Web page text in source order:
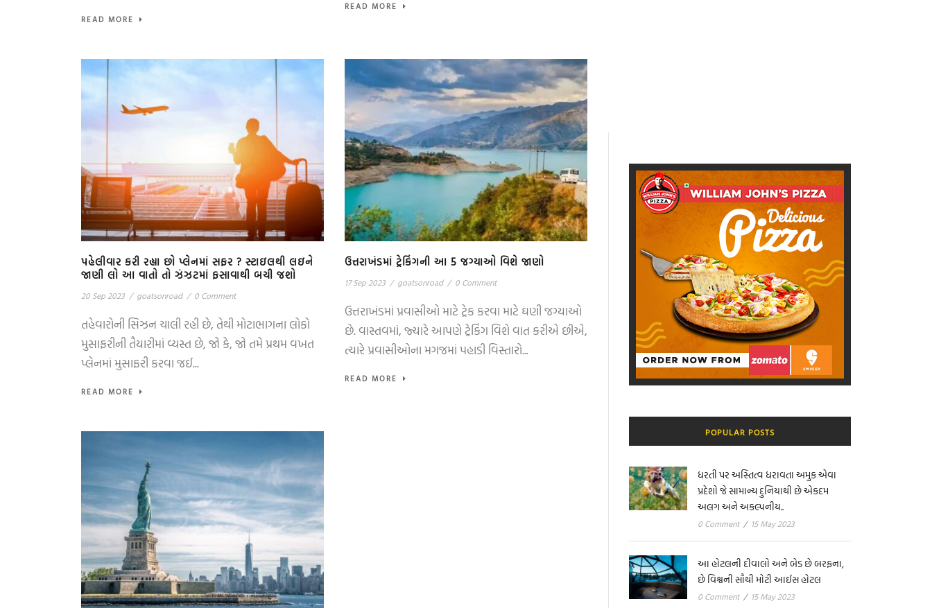
READ MORE
READ MORE
પહેલીવાર કરી રહ્યા છો પ્લેનમાં સફર ? સ્ટાઇલથી લઇને
જાણી લો આ વાતો તો ઝંઝટમાં ફસાવાથી બચી જશો
20 Sep 2023 / goatsonroad / 0 Comment
તહેવારોની સિઝન ચાલી રહી છે, તેથી મોટાભાગના લોકો
મુસાફરીની તૈયારીમાં વ્યસ્ત છે, જો કે, જો તમે પ્રથમ વખત
પ્લેનમાં મુસાફરી કરવા જઈ...
READ MORE
ઉત્તરાખંડમાં ટ્રેકિંગની આ 5 જગ્યાઓ વિશે જાણો
17 Sep 2023 / goatsonroad / 0 Comment
ઉત્તરાખંડમાં પ્રવાસીઓ માટે ટ્રેક કરવા માટે ઘણી જગ્યાઓ
છે. વાસ્તવમાં, જ્યારે આપણે ટ્રેકિંગ વિશે વાત કરીએ છીએ,
ત્યારે પ્રવાસીઓના મગજમાં પહાડી વિસ્તારો...
READ MORE
POPULAR POSTS
ધરતી પર અસ્તિત્વ ધરાવતા અમુક એવા
પ્રદેશો જે સામાન્ય દુનિયાથી છે એકદમ
અલગ અને અકલ્પનીય..
0 Comment / 15 May 2023
આ હોટલની દીવાલો અને બેડ છે બરફના,
છે વિશ્વની સૌથી મોટી આઈસ હોટલ
0 Comment / 15 May 2023